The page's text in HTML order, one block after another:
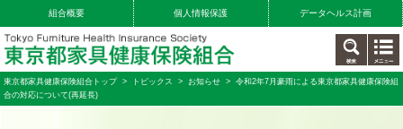
組合概要 個人情報保護 データヘルス計画
東京都家具健康保険組合トップ> トピックス > お知らせ > 令和2年7月豪雨による東京都家具健康保険組
合の対応について(再延長)